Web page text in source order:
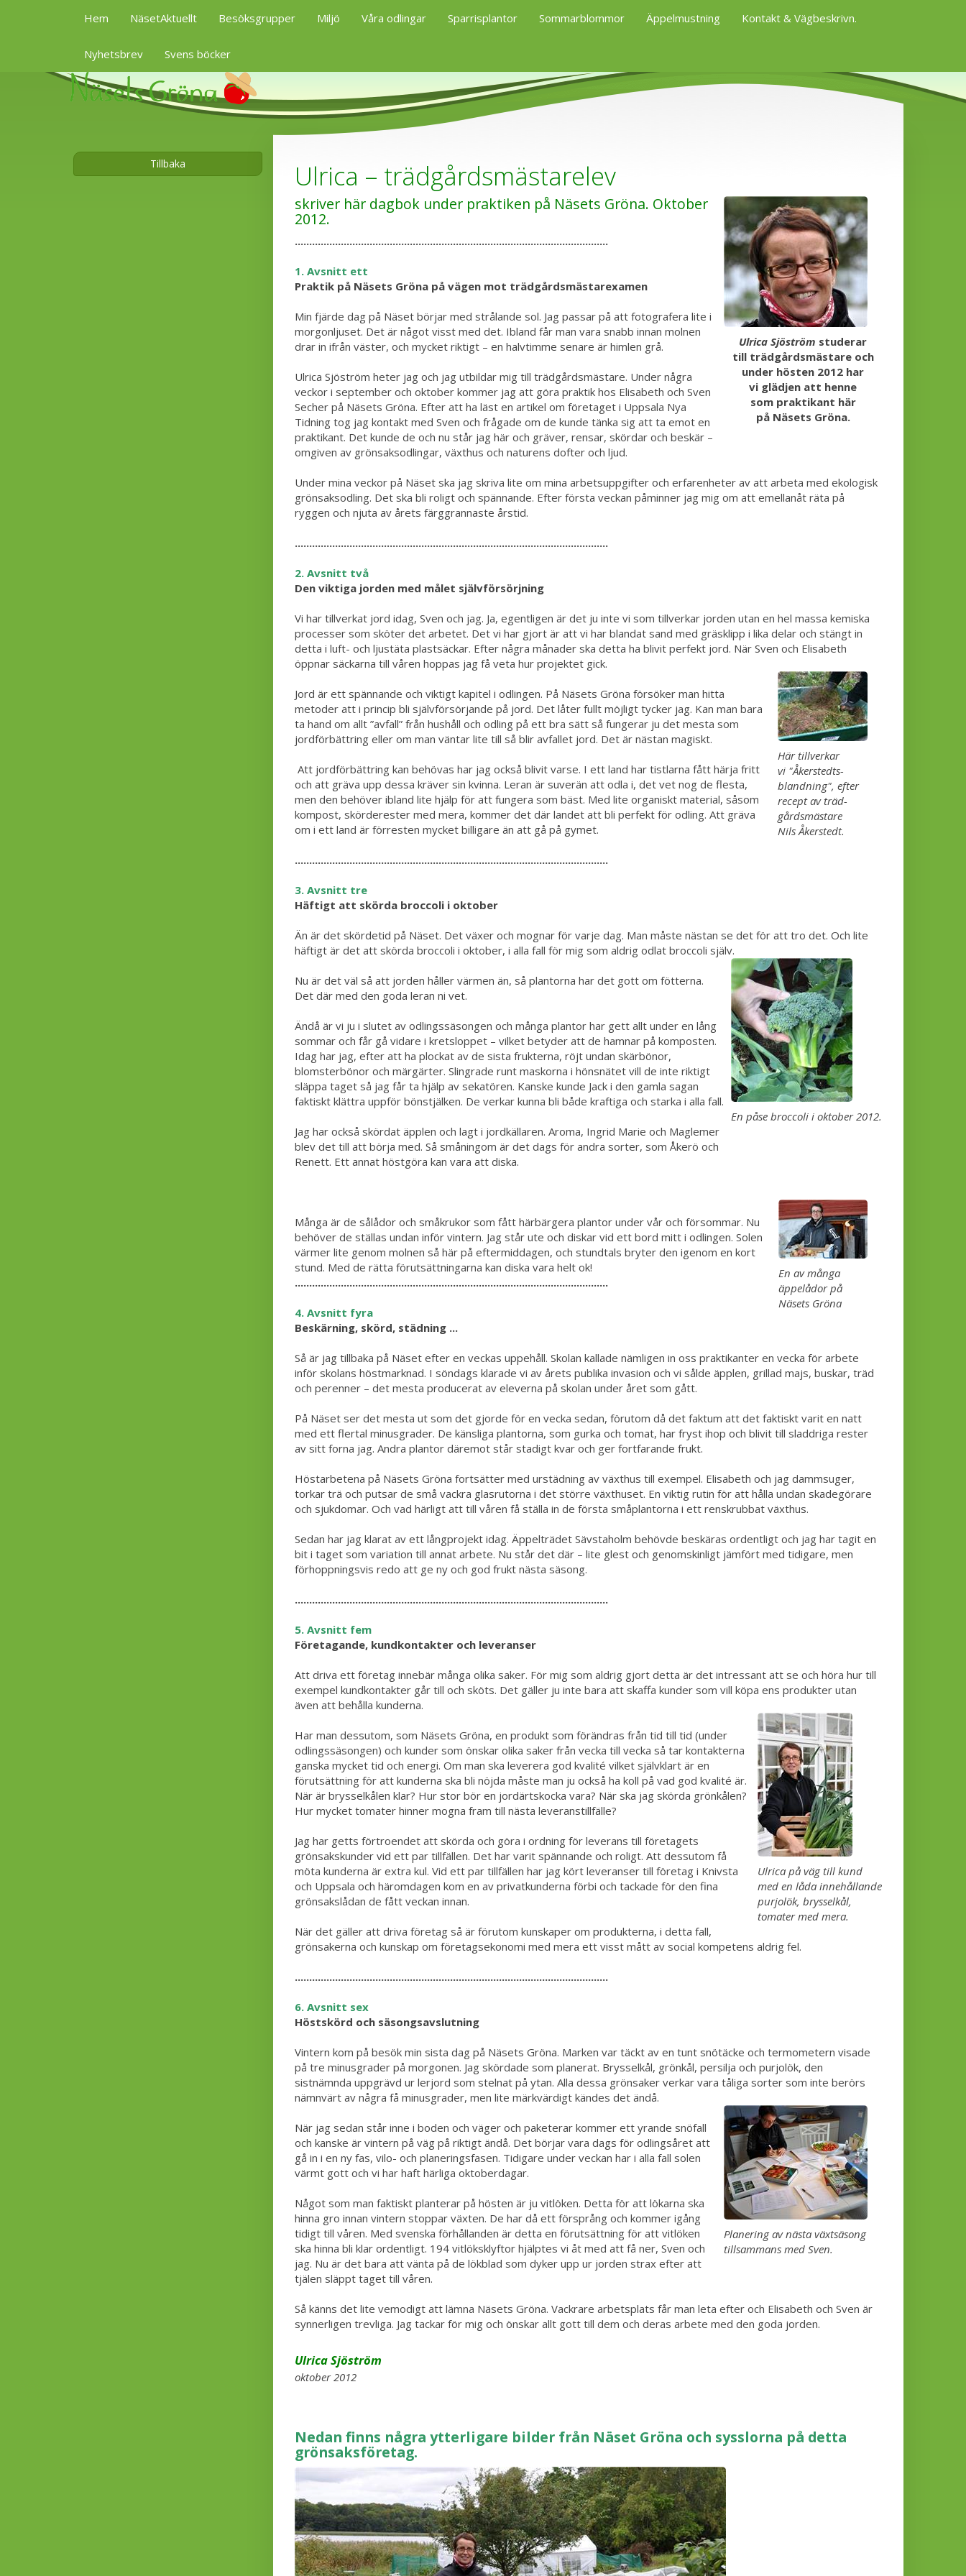
Hem NäsetAktuellt Besöksgrupper Miljö Våra odlingar Sparrisplantor Sommarblommor Äppelmustning Kontakt & Vägbeskrivn.
Nyhetsbrev Svens böcker
Tillbaka Ulrica – trädgårdsmästarelev
Ulrica Sjöström studerar
till trädgårdsmästare och
under hösten 2012 har
vi glädjen att henne
som praktikant här
på Näsets Gröna.
skriver här dagbok under praktiken på Näsets Gröna. Oktober
2012.
.............................................................................................................
1. Avsnitt ett
Praktik på Näsets Gröna på vägen mot trädgårdsmästarexamen
Min fjärde dag på Näset börjar med strålande sol. Jag passar på att fotografera lite i
morgonljuset. Det är något visst med det. Ibland får man vara snabb innan molnen
drar in ifrån väster, och mycket riktigt – en halvtimme senare är himlen grå.
Ulrica Sjöström heter jag och jag utbildar mig till trädgårdsmästare. Under några
veckor i september och oktober kommer jag att göra praktik hos Elisabeth och Sven
Secher på Näsets Gröna. Efter att ha läst en artikel om företaget i Uppsala Nya
Tidning tog jag kontakt med Sven och frågade om de kunde tänka sig att ta emot en
praktikant. Det kunde de och nu står jag här och gräver, rensar, skördar och beskär –
omgiven av grönsaksodlingar, växthus och naturens dofter och ljud.
Under mina veckor på Näset ska jag skriva lite om mina arbetsuppgifter och erfarenheter av att arbeta med ekologisk
grönsaksodling. Det ska bli roligt och spännande. Efter första veckan påminner jag mig om att emellanåt räta på
ryggen och njuta av årets färggrannaste årstid.
.............................................................................................................
2. Avsnitt två
Den viktiga jorden med målet självförsörjning
Vi har tillverkat jord idag, Sven och jag. Ja, egentligen är det ju inte vi som tillverkar jorden utan en hel massa kemiska
processer som sköter det arbetet. Det vi har gjort är att vi har blandat sand med gräsklipp i lika delar och stängt in
detta i luft- och ljustäta plastsäckar. Efter några månader ska detta ha blivit perfekt jord. När Sven och Elisabeth
öppnar säckarna till våren hoppas jag få veta hur projektet gick.
Här tillverkar
vi "Åkerstedts-
blandning", efter
recept av träd-
gårdsmästare
Nils Åkerstedt.
Jord är ett spännande och viktigt kapitel i odlingen. På Näsets Gröna försöker man hitta
metoder att i princip bli självförsörjande på jord. Det låter fullt möjligt tycker jag. Kan man bara
ta hand om allt ”avfall” från hushåll och odling på ett bra sätt så fungerar ju det mesta som
jordförbättring eller om man väntar lite till så blir avfallet jord. Det är nästan magiskt.
Att jordförbättring kan behövas har jag också blivit varse. I ett land har tistlarna fått härja fritt
och att gräva upp dessa kräver sin kvinna. Leran är suverän att odla i, det vet nog de flesta,
men den behöver ibland lite hjälp för att fungera som bäst. Med lite organiskt material, såsom
kompost, skörderester med mera, kommer det där landet att bli perfekt för odling. Att gräva
om i ett land är förresten mycket billigare än att gå på gymet.
.............................................................................................................
3. Avsnitt tre
Häftigt att skörda broccoli i oktober
Än är det skördetid på Näset. Det växer och mognar för varje dag. Man måste nästan se det för att tro det. Och lite
häftigt är det att skörda broccoli i oktober, i alla fall för mig som aldrig odlat broccoli själv.
En påse broccoli i oktober 2012.
Nu är det väl så att jorden håller värmen än, så plantorna har det gott om fötterna.
Det där med den goda leran ni vet.
Ändå är vi ju i slutet av odlingssäsongen och många plantor har gett allt under en lång
sommar och får gå vidare i kretsloppet – vilket betyder att de hamnar på komposten.
Idag har jag, efter att ha plockat av de sista frukterna, röjt undan skärbönor,
blomsterbönor och märgärter. Slingrade runt maskorna i hönsnätet vill de inte riktigt
släppa taget så jag får ta hjälp av sekatören. Kanske kunde Jack i den gamla sagan
faktiskt klättra uppför bönstjälken. De verkar kunna bli både kraftiga och starka i alla fall.
Jag har också skördat äpplen och lagt i jordkällaren. Aroma, Ingrid Marie och Maglemer
blev det till att börja med. Så småningom är det dags för andra sorter, som Åkerö och
Renett. Ett annat höstgöra kan vara att diska.
En av många
äppelådor på
Näsets Gröna
Många är de sålådor och småkrukor som fått härbärgera plantor under vår och försommar. Nu
behöver de ställas undan inför vintern. Jag står ute och diskar vid ett bord mitt i odlingen. Solen
värmer lite genom molnen så här på eftermiddagen, och stundtals bryter den igenom en kort
stund. Med de rätta förutsättningarna kan diska vara helt ok!
.............................................................................................................
4. Avsnitt fyra
Beskärning, skörd, städning ...
Så är jag tillbaka på Näset efter en veckas uppehåll. Skolan kallade nämligen in oss praktikanter en vecka för arbete
inför skolans höstmarknad. I söndags klarade vi av årets publika invasion och vi sålde äpplen, grillad majs, buskar, träd
och perenner – det mesta producerat av eleverna på skolan under året som gått.
På Näset ser det mesta ut som det gjorde för en vecka sedan, förutom då det faktum att det faktiskt varit en natt
med ett flertal minusgrader. De känsliga plantorna, som gurka och tomat, har fryst ihop och blivit till sladdriga rester
av sitt forna jag. Andra plantor däremot står stadigt kvar och ger fortfarande frukt.
Höstarbetena på Näsets Gröna fortsätter med urstädning av växthus till exempel. Elisabeth och jag dammsuger,
torkar trä och putsar de små vackra glasrutorna i det större växthuset. En viktig rutin för att hålla undan skadegörare
och sjukdomar. Och vad härligt att till våren få ställa in de första småplantorna i ett renskrubbat växthus.
Sedan har jag klarat av ett långprojekt idag. Äppelträdet Sävstaholm behövde beskäras ordentligt och jag har tagit en
bit i taget som variation till annat arbete. Nu står det där – lite glest och genomskinligt jämfört med tidigare, men
förhoppningsvis redo att ge ny och god frukt nästa säsong.
.............................................................................................................
5. Avsnitt fem
Företagande, kundkontakter och leveranser
Att driva ett företag innebär många olika saker. För mig som aldrig gjort detta är det intressant att se och höra hur till
exempel kundkontakter går till och sköts. Det gäller ju inte bara att skaffa kunder som vill köpa ens produkter utan
även att behålla kunderna.
Ulrica på väg till kund
med en låda innehållande
purjolök, brysselkål,
tomater med mera.
Har man dessutom, som Näsets Gröna, en produkt som förändras från tid till tid (under
odlingssäsongen) och kunder som önskar olika saker från vecka till vecka så tar kontakterna
ganska mycket tid och energi. Om man ska leverera god kvalité vilket självklart är en
förutsättning för att kunderna ska bli nöjda måste man ju också ha koll på vad god kvalité är.
När är brysselkålen klar? Hur stor bör en jordärtskocka vara? När ska jag skörda grönkålen?
Hur mycket tomater hinner mogna fram till nästa leveranstillfälle?
Jag har getts förtroendet att skörda och göra i ordning för leverans till företagets
grönsakskunder vid ett par tillfällen. Det har varit spännande och roligt. Att dessutom få
möta kunderna är extra kul. Vid ett par tillfällen har jag kört leveranser till företag i Knivsta
och Uppsala och häromdagen kom en av privatkunderna förbi och tackade för den fina
grönsakslådan de fått veckan innan.
När det gäller att driva företag så är förutom kunskaper om produkterna, i detta fall,
grönsakerna och kunskap om företagsekonomi med mera ett visst mått av social kompetens aldrig fel.
.............................................................................................................
6. Avsnitt sex
Höstskörd och säsongsavslutning
Vintern kom på besök min sista dag på Näsets Gröna. Marken var täckt av en tunt snötäcke och termometern visade
på tre minusgrader på morgonen. Jag skördade som planerat. Brysselkål, grönkål, persilja och purjolök, den
sistnämnda uppgrävd ur lerjord som stelnat på ytan. Alla dessa grönsaker verkar vara tåliga sorter som inte berörs
nämnvärt av några få minusgrader, men lite märkvärdigt kändes det ändå.
Planering av nästa växtsäsong
tillsammans med Sven.
När jag sedan står inne i boden och väger och paketerar kommer ett yrande snöfall
och kanske är vintern på väg på riktigt ändå. Det börjar vara dags för odlingsåret att
gå in i en ny fas, vilo- och planeringsfasen. Tidigare under veckan har i alla fall solen
värmt gott och vi har haft härliga oktoberdagar.
Något som man faktiskt planterar på hösten är ju vitlöken. Detta för att lökarna ska
hinna gro innan vintern stoppar växten. De har då ett försprång och kommer igång
tidigt till våren. Med svenska förhållanden är detta en förutsättning för att vitlöken
ska hinna bli klar ordentligt. 194 vitlöksklyftor hjälptes vi åt med att få ner, Sven och
jag. Nu är det bara att vänta på de lökblad som dyker upp ur jorden strax efter att
tjälen släppt taget till våren.
Så känns det lite vemodigt att lämna Näsets Gröna. Vackrare arbetsplats får man leta efter och Elisabeth och Sven är
synnerligen trevliga. Jag tackar för mig och önskar allt gott till dem och deras arbete med den goda jorden.
Ulrica Sjöström
oktober 2012
Nedan finns några ytterligare bilder från Näset Gröna och sysslorna på detta
grönsaksföretag.